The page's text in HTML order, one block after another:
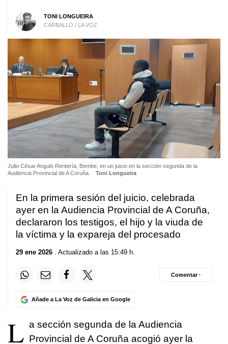
TONI LONGUEIRA
CARBALLO / LA VOZ
Julio César Angulo Rentería, Bembe, en un juicio en la sección segunda de la
Audiencia Provincial de A Coruña.
Toni Longueira
En la primera sesión del juicio, celebrada
ayer en la Audiencia Provincial de A Coruña,
declararon los testigos, el hijo y la viuda de
la víctima y la expareja del procesado
29 ene 2026 . Actualizado a las 15:49 h.
Añade a La Voz de Galicia en Google
Comentar ·
L a sección segunda de la Audiencia
Provincial de A Coruña acogió ayer la